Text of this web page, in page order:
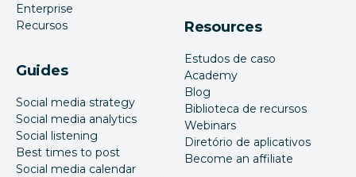
Enterprise
Recursos
Guides
Social media strategy
Social media analytics
Social listening
Best times to post
Social media calendar
Resources
Estudos de caso
Academy
Blog
Biblioteca de recursos
Webinars
Diretório de aplicativos
Become an affiliate